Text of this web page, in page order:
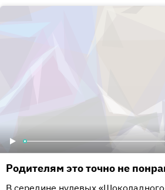
Родителям это точно не